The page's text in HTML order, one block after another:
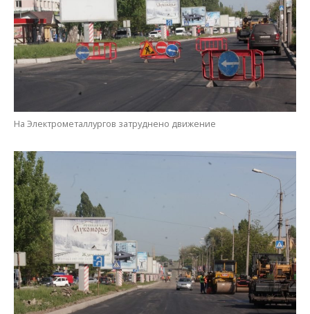
Движение транспорта по правой стороне перекрыто